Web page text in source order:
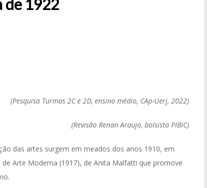
de 1922
(Pesquisa Turmas 2C e 2D, ensino médio, CAp-Uerj, 2022)
(Revisão Renan Araujo, bolsista PIBIC)
das artes surgem em meados dos anos 1910, em
Arte Moderna (1917), de Anita Malfatti que promove